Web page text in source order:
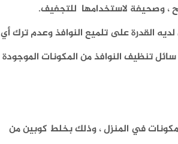
، وصحيفة لاستخدامها للتجفيف.
القدرة على تلميع النوافذ وعدم ترك أي
سائل تنظيف النوافذ من المكونات الموجودة
في المنزل ، وذلك بخلط كوبين من